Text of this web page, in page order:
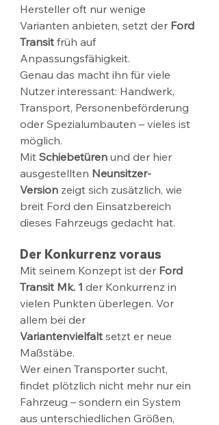
Hersteller oft nur wenige
Varianten anbieten, setzt der Ford
Transit früh auf
Anpassungsfähigkeit.
Genau das macht ihn für viele
Nutzer interessant: Handwerk,
Transport, Personenbeförderung
oder Spezialumbauten – vieles ist
möglich.
Mit Schiebetüren und der hier
ausgestellten Neunsitzer-
Version zeigt sich zusätzlich, wie
breit Ford den Einsatzbereich
dieses Fahrzeugs gedacht hat.
Der Konkurrenz voraus
Mit seinem Konzept ist der Ford
Transit Mk. 1 der Konkurrenz in
vielen Punkten überlegen. Vor
allem bei der
Variantenvielfalt setzt er neue
Maßstäbe.
Wer einen Transporter sucht,
findet plötzlich nicht mehr nur ein
Fahrzeug – sondern ein System
aus unterschiedlichen Größen,